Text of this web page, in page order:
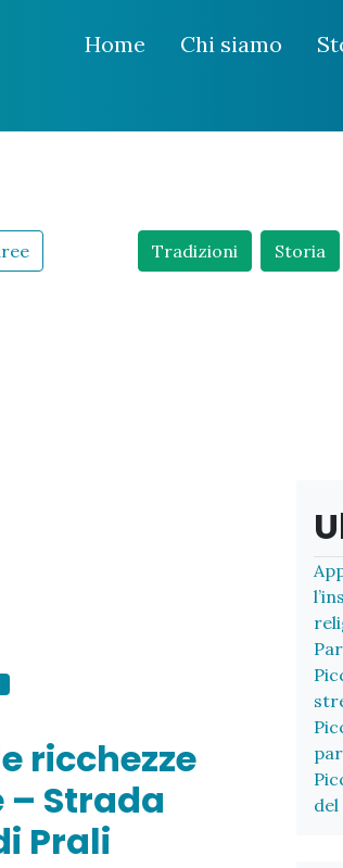
Home Chi siamo
Tradizioni Storia
ricchezze
Strada
Prali
del